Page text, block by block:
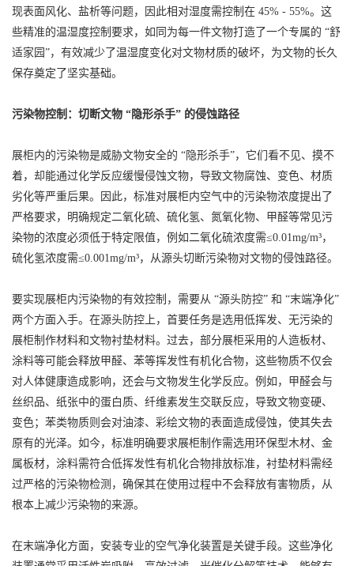
现表面风化、盐析等问题，因此相对湿度需控制在 45% - 55%。这
些精准的温湿度控制要求，如同为每一件文物打造了一个专属的 “舒
适家园”，有效减少了温湿度变化对文物材质的破坏，为文物的长久
保存奠定了坚实基础。
污染物控制：切断文物 “隐形杀手” 的侵蚀路径
展柜内的污染物是威胁文物安全的 “隐形杀手”，它们看不见、摸不
着，却能通过化学反应缓慢侵蚀文物，导致文物腐蚀、变色、材质
劣化等严重后果。因此，标准对展柜内空气中的污染物浓度提出了
严格要求，明确规定二氧化硫、硫化氢、氮氧化物、甲醛等常见污
染物的浓度必须低于特定限值，例如二氧化硫浓度需≤0.01mg/m³，
硫化氢浓度需≤0.001mg/m³，从源头切断污染物对文物的侵蚀路径。
要实现展柜内污染物的有效控制，需要从 “源头防控” 和 “末端净化”
两个方面入手。在源头防控上，首要任务是选用低挥发、无污染的
展柜制作材料和文物衬垫材料。过去，部分展柜采用的人造板材、
涂料等可能会释放甲醛、苯等挥发性有机化合物，这些物质不仅会
对人体健康造成影响，还会与文物发生化学反应。例如，甲醛会与
丝织品、纸张中的蛋白质、纤维素发生交联反应，导致文物变硬、
变色；苯类物质则会对油漆、彩绘文物的表面造成侵蚀，使其失去
原有的光泽。如今，标准明确要求展柜制作需选用环保型木材、金
属板材，涂料需符合低挥发性有机化合物排放标准，衬垫材料需经
过严格的污染物检测，确保其在使用过程中不会释放有害物质，从
根本上减少污染物的来源。
在末端净化方面，安装专业的空气净化装置是关键手段。这些净化